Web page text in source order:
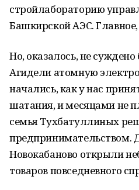
стройлабораторию
Башкирской АЭС.
Но, оказалось, не
Агидели атомную
начались, как у нас
шатания, и месяцами не
семья Тухбатуллиных
предпринимательством.
Новокабаново открыли
товаров повседневного